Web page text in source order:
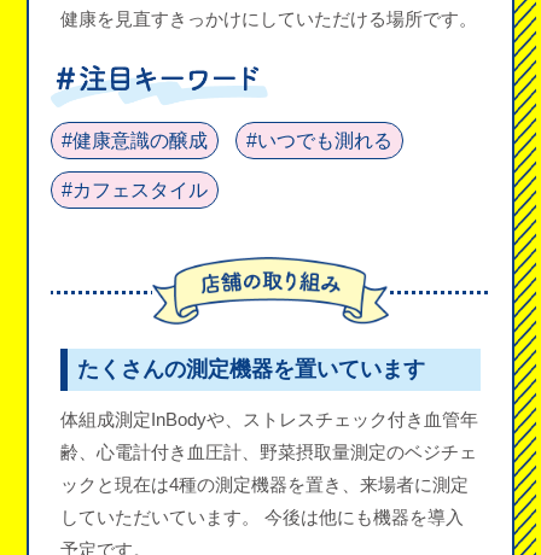
健康を見直すきっかけにしていただける場所です。
#健康意識の醸成 #いつでも測れる
#カフェスタイル
たくさんの測定機器を置いています
体組成測定InBodyや、ストレスチェック付き血管年
齢、心電計付き血圧計、野菜摂取量測定のベジチェ
ックと現在は4種の測定機器を置き、来場者に測定
していただいています。 今後は他にも機器を導入
予定です。